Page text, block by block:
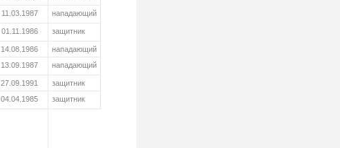
11.03.1987 нападающий
01.11.1986 защитник
14.08.1986
нападающий
13.09.1987 нападающий
27.09.1991
защитник
04.04.1985 защитник